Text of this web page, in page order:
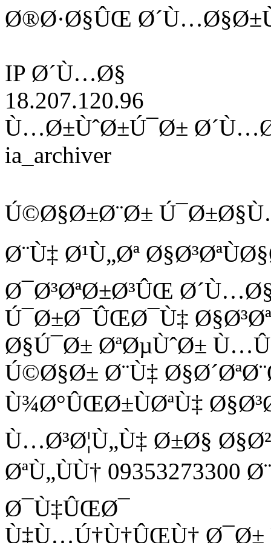
Ø®Ø·Ø§ÛŒ
IP Ø´Ù…Ø§
18.207.120.96
Ù…Ø±ÙˆØ±Ú¯Ø±
ia_archiver
Ú©Ø§Ø±Ø¨Ø±
Ø¨Ù‡ Ø¹Ù„Øª
Ø¯Ø³ØªØ±Ø³ÛŒ
Ú¯Ø±Ø¯ÛŒØ¯Ù‡ Ø§Ø³Øª
Ø§Ú¯Ø± ØªØµÙˆØ±
Ú©Ø§Ø± Ø¨Ù‡
Ù¾Ø°ÛŒØ±ÙØªÙ‡
Ù…Ø³Ø¦Ù„Ù‡ Ø±Ø§
ØªÙ„ÙÙ†
Ø¯Ù‡ÛŒØ¯
Ù‡Ù…Ú†Ù†ÛŒÙ† Ø¯Ø±